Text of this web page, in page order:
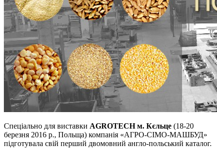
Спеціально для виставки AGROTECH м. Кєльце (18-20
березня 2016 р., Польща) компанія «АГРО-СІМО-МАШБУД»
підготувала свій перший двомовний англо-польський каталог.